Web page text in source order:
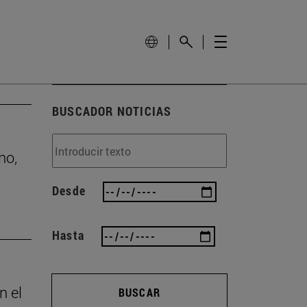
el
BUSCADOR NOTICIAS
Desde
Hasta
BUSCAR